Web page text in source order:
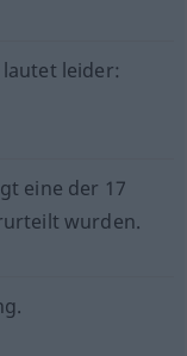
leider:
eine der 17
wurden.